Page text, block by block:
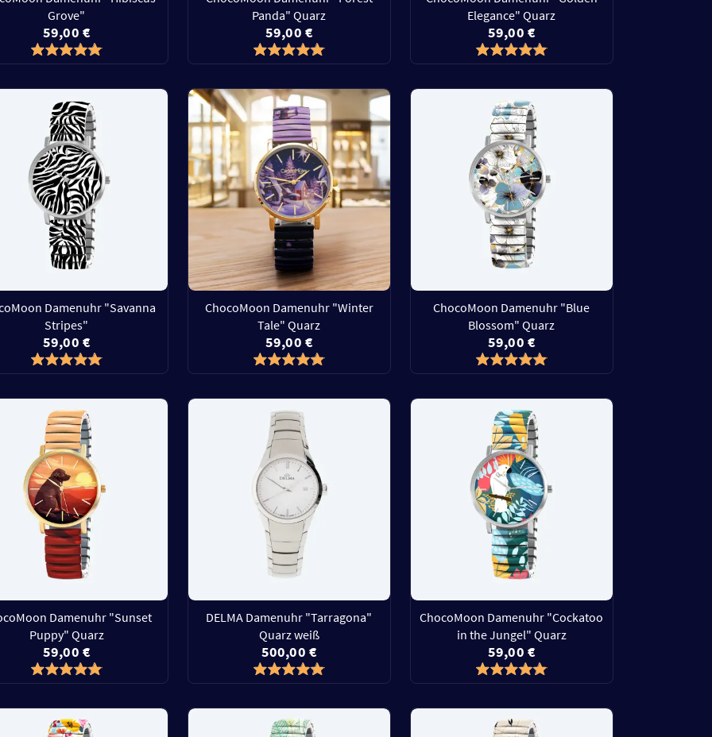
Grove"
59,00 €
Panda" Quarz
59,00 €
Elegance" Quarz
59,00 €
Damenuhr "Savanna
Stripes"
59,00 €
ChocoMoon Damenuhr "Winter
Tale" Quarz
59,00 €
ChocoMoon Damenuhr "Blue
Blossom" Quarz
59,00 €
Damenuhr "Sunset
Puppy" Quarz
59,00 €
DELMA Damenuhr "Tarragona"
Quarz weiß
500,00 €
ChocoMoon Damenuhr "Cockatoo
in the Jungel" Quarz
59,00 €